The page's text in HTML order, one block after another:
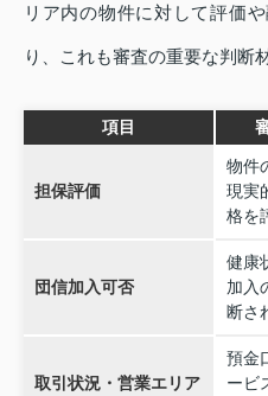
リア内の物件に対して評価
り、これも審査の重要な判断
項目
担保評価
物件
現実
格を
団信加入可否
健康
加入
断さ
取引状況・営業エリア
預金
ービ